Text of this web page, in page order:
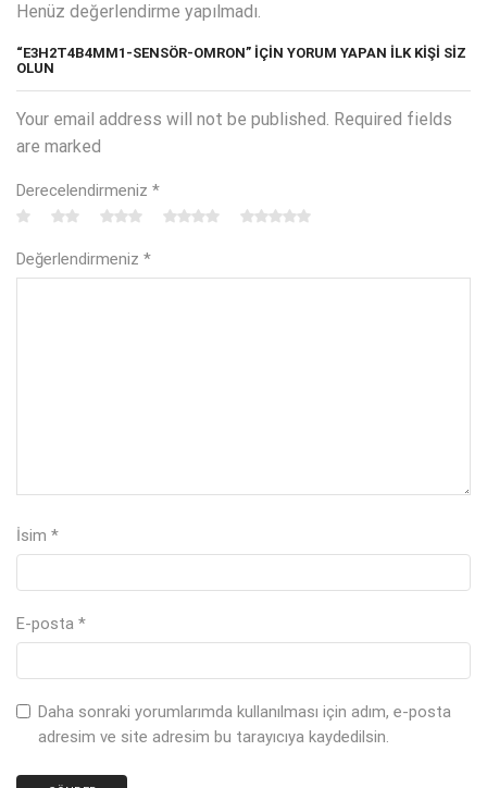
Henüz değerlendirme yapılmadı.
“E3H2T4B4MM1-SENSÖR-OMRON” IÇIN YORUM YAPAN ILK KIŞI SIZ
OLUN
Your email address will not be published. Required fields
are marked
Derecelendirmeniz *
Değerlendirmeniz *
İsim *
E-posta *
Daha sonraki yorumlarımda kullanılması için adım, e-posta
adresim ve site adresim bu tarayıcıya kaydedilsin.